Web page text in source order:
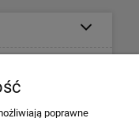
poprawne